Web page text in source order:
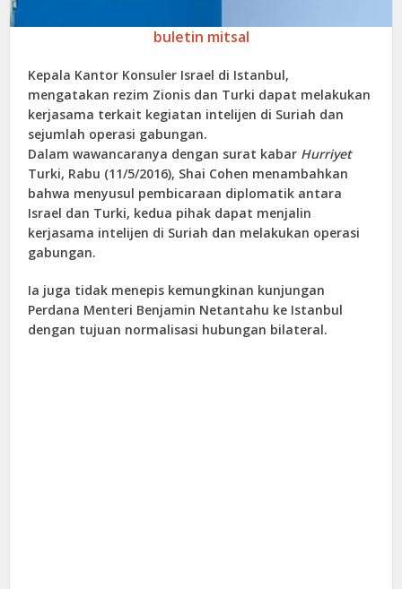
buletin mitsal
Kepala Kantor Konsuler Israel di Istanbul,
mengatakan rezim Zionis dan Turki dapat melakukan
kerjasama terkait kegiatan intelijen di Suriah dan
sejumlah operasi gabungan.
Dalam wawancaranya dengan surat kabar Hurriyet
Turki, Rabu (11/5/2016), Shai Cohen menambahkan
bahwa menyusul pembicaraan diplomatik antara
Israel dan Turki, kedua pihak dapat menjalin
kerjasama intelijen di Suriah dan melakukan operasi
gabungan.
Ia juga tidak menepis kemungkinan kunjungan
Perdana Menteri Benjamin Netantahu ke Istanbul
dengan tujuan normalisasi hubungan bilateral.